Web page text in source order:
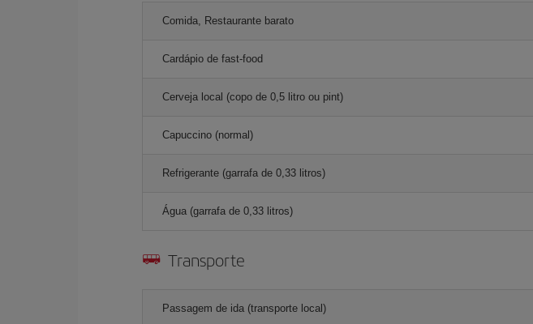
Comida, Restaurante barato
Cardápio de fast-food
Cerveja local (copo de 0,5 litro ou pint)
Capuccino (normal)
Refrigerante (garrafa de 0,33 litros)
Água (garrafa de 0,33 litros)
Transporte
Passagem de ida (transporte local)